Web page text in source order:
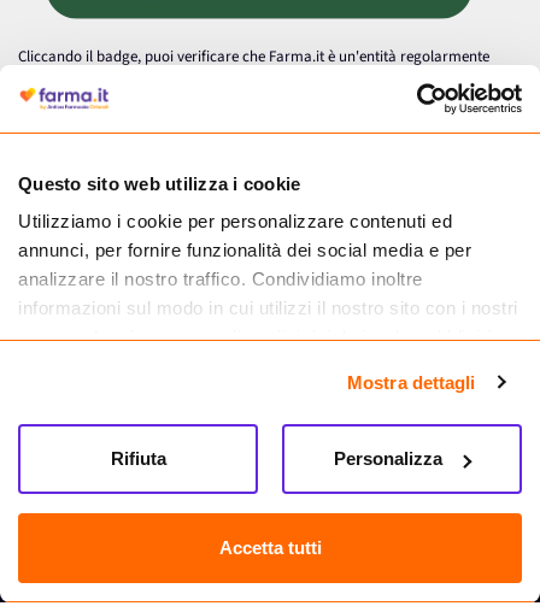
Questo sito web utilizza i cookie
Utilizziamo i cookie per personalizzare contenuti ed
annunci, per fornire funzionalità dei social media e per
analizzare il nostro traffico. Condividiamo inoltre
informazioni sul modo in cui utilizzi il nostro sito con i nostri
partner che si occupano di analisi dei dati web, pubblicità e
informazioni che hai fornito loro o che hanno raccolto dal
tuo utilizzo dei loro servizi.
Mostra dettagli
Accetta tutti
Personalizza
Rifiuta
Cliccando il badge, puoi verificare che Farma.it è un'entità regolarmente
autorizzata dal Ministero della Salute a effettuare la vendita online di
medicinali.
Farma.it S.a.s. P. IVA 07417261216 REA: NA-884088
CREDITS
Sede legale Via delle Repubbliche Marinare 128, 80147 Napoli